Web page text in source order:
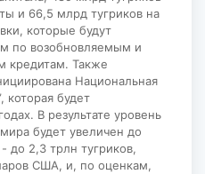
и 66,5 млрд тугриков на
которые будут
по возобновляемым и
кредитам. Также
Национальная
которая будет
В результате уровень
будет увеличен до
до 2,3 трлн тугриков,
США, и, по оценкам,